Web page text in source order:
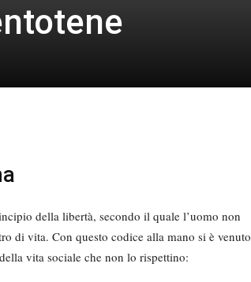
della libertà, secondo il quale l’uomo non
di vita. Con questo codice alla mano si è venuto
vita sociale che non lo rispettino: